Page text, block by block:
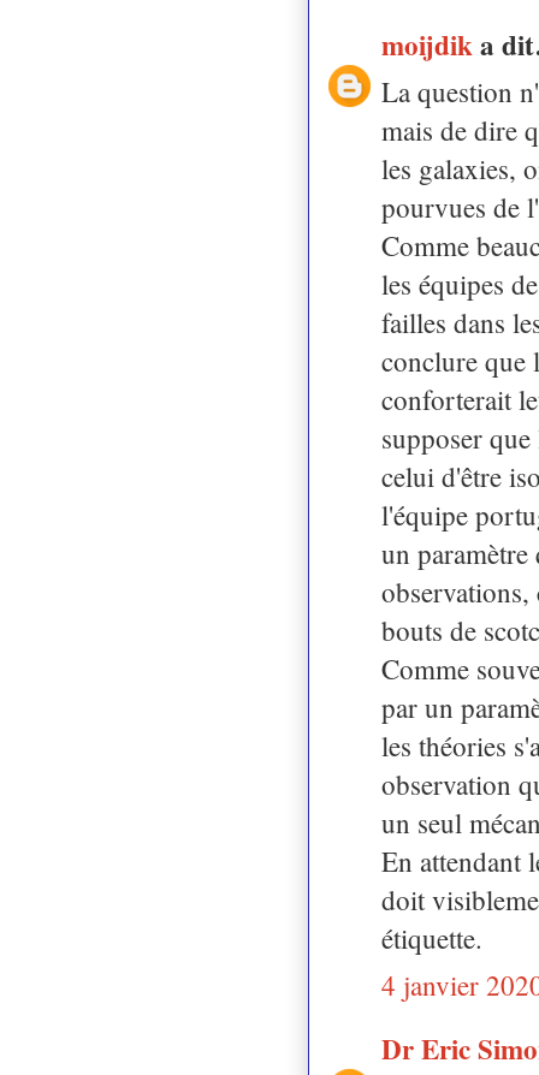
moijdika
La question
mais de dire
les galaxies,
pourvues de
Comme
les équipes
failles dans
conclure que
conforterait
supposer
celui d'être
l'équipe
un
bouts de
Comme
par un
les théories
observation
un seul
En attendant
doit
étiquette.
4 janvier
Dr Eric